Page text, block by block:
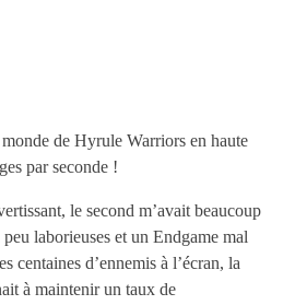
de Hyrule Warriors en haute
par seconde !
le second m’avait beaucoup
laborieuses et un Endgame mal
centaines d’ennemis à l’écran, la
à maintenir un taux de